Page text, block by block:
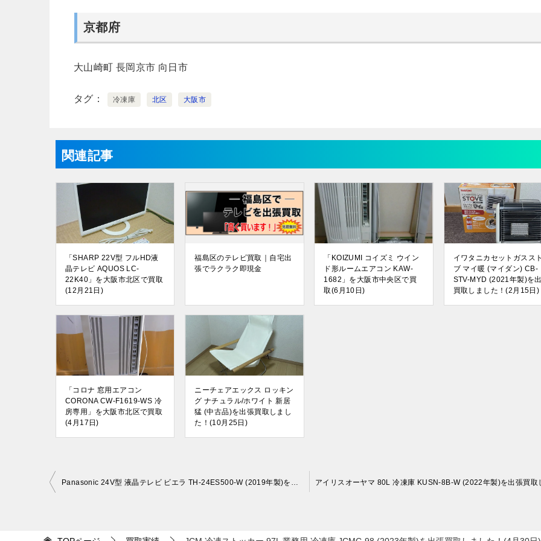
京都府
大山崎町 長岡京市 向日市
タグ 冷凍庫 北区 大阪市
関連記事
「SHARP 22V型 フルHD液
晶テレビ AQUOS LC-
22K40」を大阪市北区で買取
(12月21日)
福島区のテレビ買取｜自宅出
張でラクラク即現金
「KOIZUMI コイズミ ウイン
ド形ルームエアコン KAW-
1682」を大阪市中央区で買
取(6月10日)
イワタニカセットガスス
ブ マイ暖 (マイダン) CB-
STV-MYD (2021年製)を
買取しました！(2月15日)
「コロナ 窓用エアコン
CORONA CW-F1619-WS 冷
房専用」を大阪市北区で買取
(4月17日)
ニーチェアエックス ロッキン
グ ナチュラル/ホワイト 新居
猛 (中古品)を出張買取しまし
た！(10月25日)
投
Panasonic 24V型 液晶テレビ ビエラ TH-24ES500-W (2019年製)を出張買取しました！(4月30日)